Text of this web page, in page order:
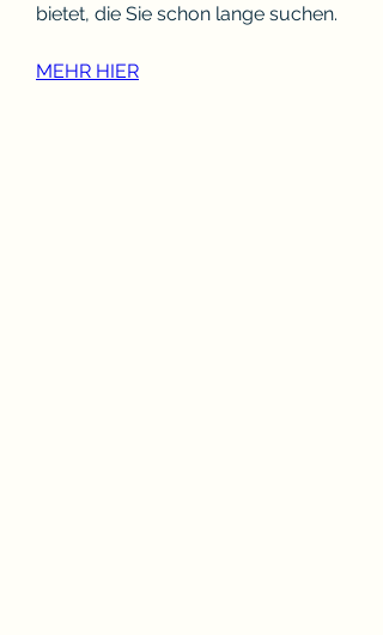
bietet, die Sie schon lange suchen.
MEHR HIER